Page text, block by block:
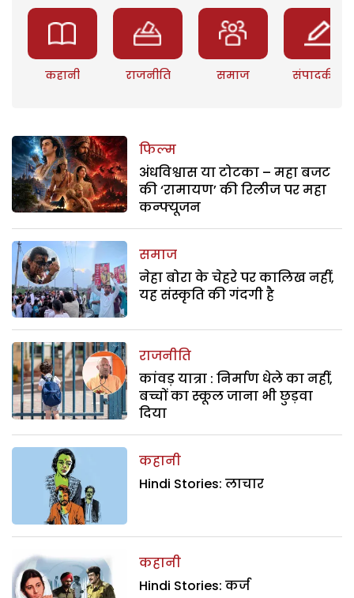
कहानी राजनीति समाज संपादकीय
फिल्म
अंधविश्वास या टोटका – महा बजट
की ‘रामायण’ की रिलीज पर महा
कन्फ्यूजन
समाज
नेहा बोरा के चेहरे पर कालिख नहीं,
यह संस्कृति की गंदगी है
राजनीति
कांवड़ यात्रा : निर्माण धेले का नहीं,
बच्चों का स्कूल जाना भी छुड़वा
दिया
कहानी
Hindi Stories: लाचार
कहानी
Hindi Stories: कर्ज